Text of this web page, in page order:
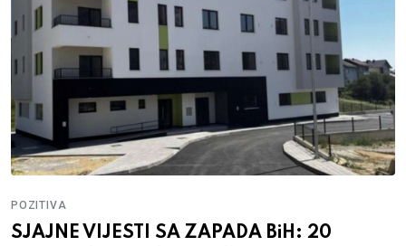
POZITIVA
SJAJNE VIJESTI SA ZAPADA BiH: 20